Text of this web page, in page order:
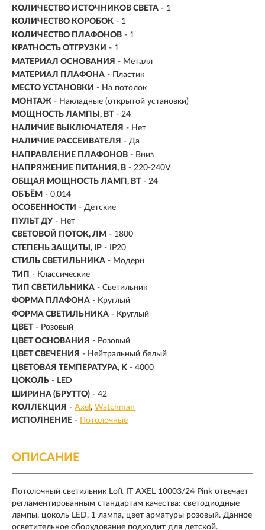
КОЛИЧЕСТВО ИСТОЧНИКОВ СВЕТА - 1
КОЛИЧЕСТВО КОРОБОК - 1
КОЛИЧЕСТВО ПЛАФОНОВ - 1
КРАТНОСТЬ ОТГРУЗКИ - 1
МАТЕРИАЛ ОСНОВАНИЯ - Металл
МАТЕРИАЛ ПЛАФОНА - Пластик
МЕСТО УСТАНОВКИ - На потолок
МОНТАЖ - Накладные (открытой установки)
МОЩНОСТЬ ЛАМПЫ, ВТ - 24
НАЛИЧИЕ ВЫКЛЮЧАТЕЛЯ - Нет
НАЛИЧИЕ РАССЕИВАТЕЛЯ - Да
НАПРАВЛЕНИЕ ПЛАФОНОВ - Вниз
НАПРЯЖЕНИЕ ПИТАНИЯ, В - 220-240V
ОБЩАЯ МОЩНОСТЬ ЛАМП, ВТ - 24
ОБЪЁМ - 0,014
ОСОБЕННОСТИ - Детские
ПУЛЬТ ДУ - Нет
СВЕТОВОЙ ПОТОК, ЛМ - 1800
СТЕПЕНЬ ЗАЩИТЫ, IP - IP20
СТИЛЬ СВЕТИЛЬНИКА - Модерн
ТИП - Классические
ТИП СВЕТИЛЬНИКА - Светильник
ФОРМА ПЛАФОНА - Круглый
ФОРМА СВЕТИЛЬНИКА - Круглый
ЦВЕТ - Розовый
ЦВЕТ ОСНОВАНИЯ - Розовый
ЦВЕТ СВЕЧЕНИЯ - Нейтральный белый
ЦВЕТОВАЯ ТЕМПЕРАТУРА, K - 4000
ЦОКОЛЬ - LED
ШИРИНА (БРУТТО) - 42
КОЛЛЕКЦИЯ - Axel
Watchman
ИСПОЛНЕНИЕ - Потолочные
ОПИСАНИЕ
Потолочный светильник Loft IT AXEL 10003/24 Pink отвечает
регламентированным стандартам качества: светодиодные
лампы, цоколь LED, 1 лампа, цвет арматуры розовый. Данное
осветительное оборудование подходит для детской.